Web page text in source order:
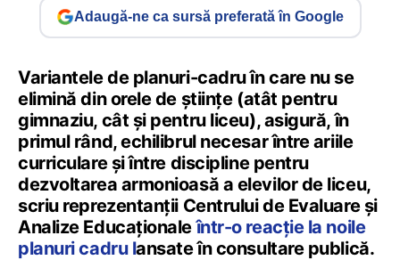
Adaugă-ne ca sursă preferată în Google
Variantele de planuri-cadru în care nu se
elimină din orele de științe (atât pentru
gimnaziu, cât şi pentru liceu), asigură, în
primul rând, echilibrul necesar între ariile
curriculare și între discipline pentru
dezvoltarea armonioasă a elevilor de liceu,
scriu reprezentanții Centrului de Evaluare și
Analize Educaționaleîntr-o reacție la noile
planuri cadru lansate în consultare publică.